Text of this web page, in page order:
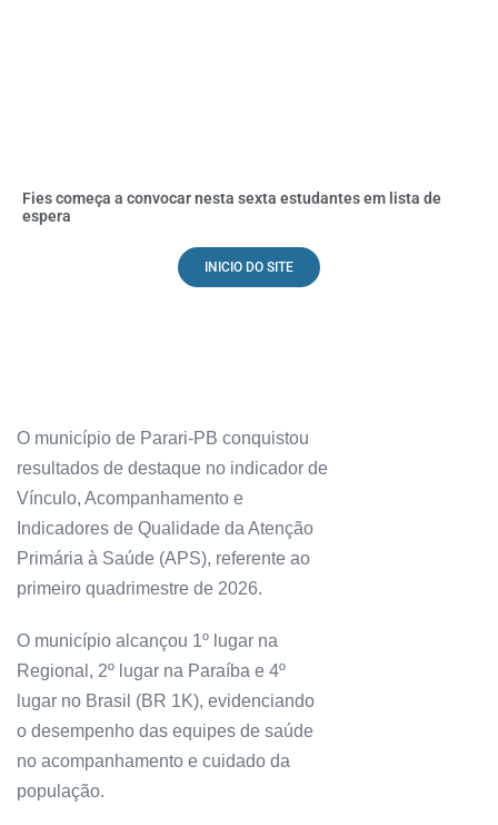
Fies começa a convocar nesta sexta estudantes em lista de
espera
INICIO DO SITE
O município de Parari-PB conquistou
resultados de destaque no indicador de
Vínculo, Acompanhamento e
Indicadores de Qualidade da Atenção
Primária à Saúde (APS), referente ao
primeiro quadrimestre de 2026.
O município alcançou 1º lugar na
Regional, 2º lugar na Paraíba e 4º
lugar no Brasil (BR 1K), evidenciando
o desempenho das equipes de saúde
no acompanhamento e cuidado da
população.